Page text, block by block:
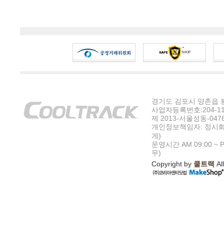
경기도 김포시 양촌읍
사업자등록번호:204-
제 2013-서울성동-
개인정보책임자: 정시
게)
운영시간 AM 09:00 ~
무)
Copyright by 쿨트랙